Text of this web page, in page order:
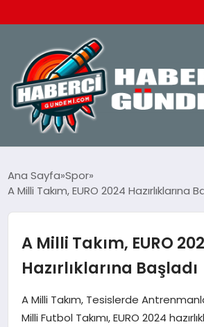
SPOR
EKONOMI
DÜNYA
Ana Sayfa Spor
A Milli Takım, EURO 2024 Hazırlıklarına
A Milli Takım, EURO
Hazırlıklarına Başladı
A Milli Takım, Tesislerde
Milli Futbol Takımı, EURO 2024